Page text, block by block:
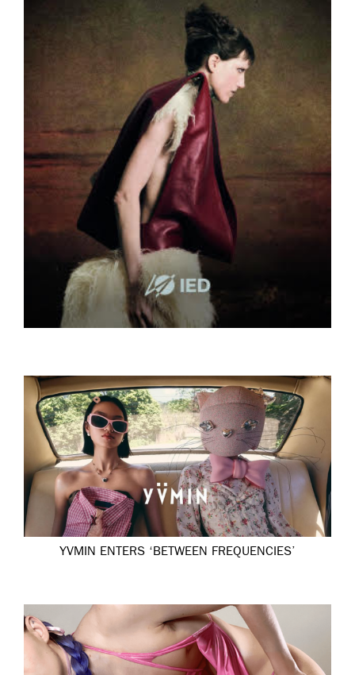
YVMIN ENTERS ‘BETWEEN FREQUENCIES’